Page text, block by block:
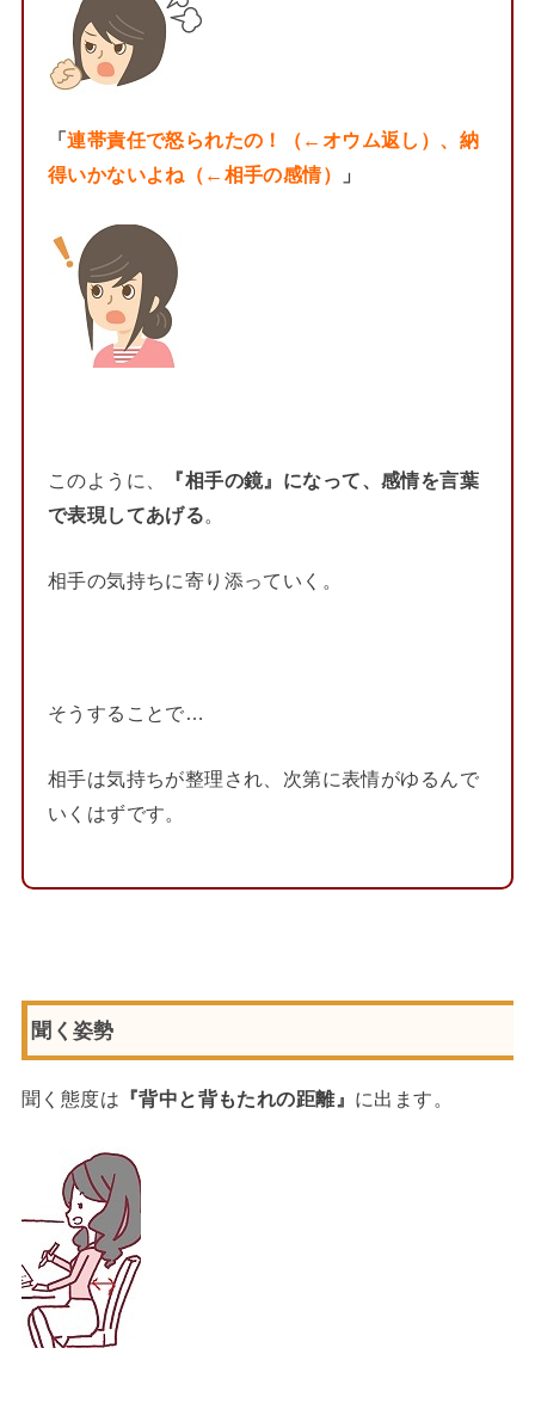
「連帯責任で怒られたの！（←オウム返し）、納
得いかないよね（←相手の感情）
」
このように、
『相手の鏡』になって、感情を言葉
で表現してあげる。
相手の気持ちに寄り添っていく。
そうすることで…
相手は気持ちが整理され、次第に表情がゆるんで
いくはずです。
聞く姿勢
聞く態度は 『背中と背もたれの距離』 に出ます。